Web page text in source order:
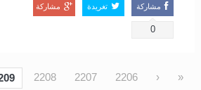
مشاركة
0
تغريدة مشاركة
«
‹
2206
2207
2208